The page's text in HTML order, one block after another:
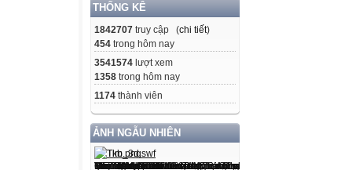
THỐNG KÊ
1842707 truy cập (chi tiết)
454 trong hôm nay
3541574 lượt xem
1358 trong hôm nay
1174 thành viên
ẢNH NGẪU NHIÊN